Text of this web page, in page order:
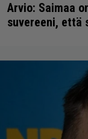
Arvio: Saimaa
suvereeni, että